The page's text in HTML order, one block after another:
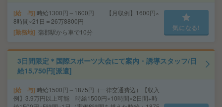
給 与 時給1300円～1600円 【月収例】1600円×
8時間×21日＝26万8800円
勤務地 蒲郡駅から車で10分 気になる!
3日間限定＊国際スポーツ大会にて案内・誘導スタッフ/日
給15,750円[派遣]
給 与 時給1500円～1875円（一律交通費込）【収入
例】3.9万円以上可能 時給1500円×10時間×2日間+時